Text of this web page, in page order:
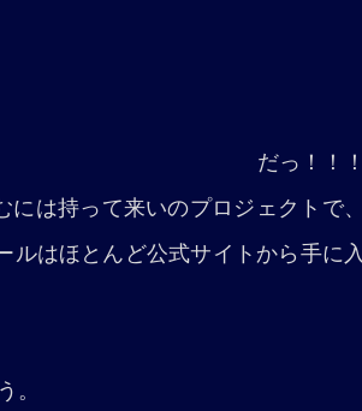
だっ！！！
は持って来いのプロジェクトで、
はほとんど公式サイトから手に入
。